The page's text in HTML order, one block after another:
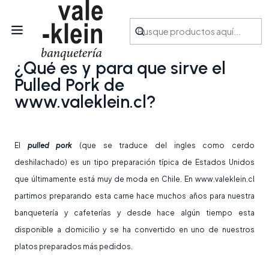
Blog
¿Qué es y para que sirve el Pulled Pork de
www.valeklein.cl?
¿Qué es y para que sirve el
Pulled Pork de
www.valeklein.cl?
El pulled pork (que se traduce del ingles como cerdo
deshilachado) es un tipo preparación típica de Estados Unidos
que últimamente está muy de moda en Chile. En www.valeklein.cl
partimos preparando esta carne hace muchos años para nuestra
banquetería y cafeterías y desde hace algún tiempo esta
disponible a domicilio y se ha convertido en uno de nuestros
platos preparados más pedidos.